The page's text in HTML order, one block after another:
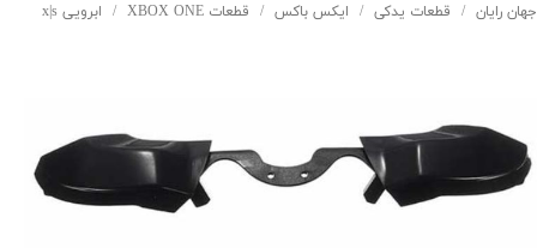
جهان رایان قطعات یدکی ایکس باکس قطعات XBOX ONE ابرویی x|s